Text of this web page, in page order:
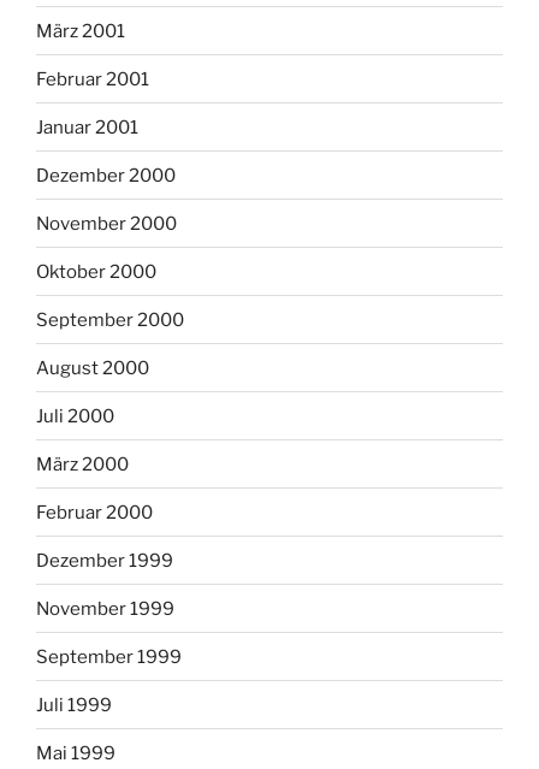
März 2001
Februar 2001
Januar 2001
Dezember 2000
November 2000
Oktober 2000
September 2000
August 2000
Juli 2000
März 2000
Februar 2000
Dezember 1999
November 1999
September 1999
Juli 1999
Mai 1999